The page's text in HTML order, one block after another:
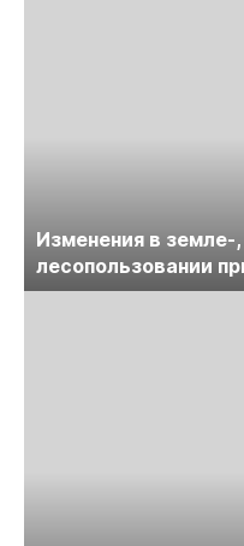
Изменения в земле-
лесопользовании
обсудят на